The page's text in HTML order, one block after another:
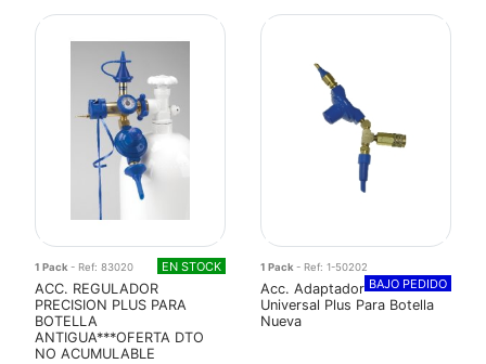
1 Pack- Ref: 83020 EN STOCK
ACC. REGULADOR
PRECISION PLUS PARA
BOTELLA
ANTIGUA***OFERTA DTO
NO ACUMULABLE
1 Pack- Ref: 1-50202
BAJO PEDIDO
Acc. Adaptador
Universal Plus Para Botella
Nueva